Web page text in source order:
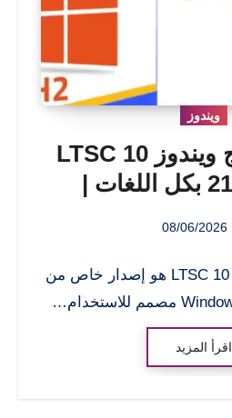
ويندوز
تحميل برنامج ويندوز 10 LTSC
إصدار 21H2 بكل اللغات |
08/06/2026
تحميل برنامج ويندوز 10 LTSC هو إصدار خاص من
اقرأ المزيد